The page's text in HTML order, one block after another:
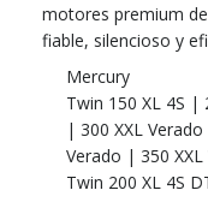
motores premium
fiable, silencioso y
Mercury
Twin 150 XL 4S |
| 300 XXL
Verado | 350
Twin 200 XL 4S